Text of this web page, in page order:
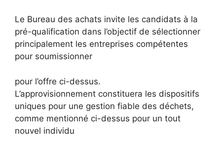
Le Bureau des achats invite les candidats à la
pré-qualification dans l’objectif de sélectionner
principalement les entreprises compétentes
pour soumissionner
pour l’offre ci-dessus.
L’approvisionnement constituera les dispositifs
uniques pour une gestion fiable des déchets,
comme mentionné ci-dessus pour un tout
nouvel individu